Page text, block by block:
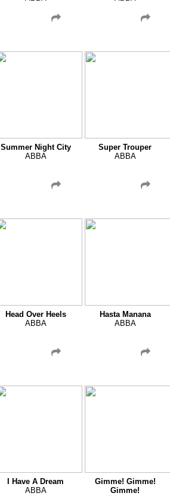
Summer Night City
ABBA
Super Trouper
ABBA
Head Over Heels
ABBA
Hasta Manana
ABBA
I Have A Dream
ABBA
Gimme! Gimme!
Gimme!